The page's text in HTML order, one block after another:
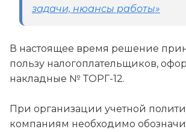
задачи, нюансы работы»
В настоящее время решение
пользу налогоплательщиков,
накладные № ТОРГ-12.
При организации учетной
компаниям необходимо